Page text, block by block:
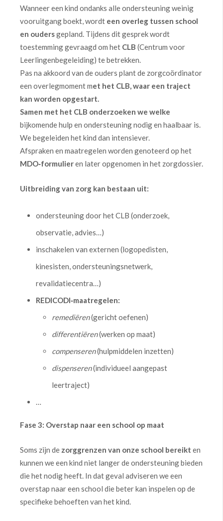
Wanneer een kind ondanks alle ondersteuning weinig
vooruitgang boekt, wordt een overleg tussen school
en oudersgepland. Tijdens dit gesprek wordt
toestemming gevraagd om het CLB (Centrum voor
Leerlingenbegeleiding) te betrekken.
Pas na akkoord van de ouders plant de zorgcoördinator
een overlegmoment met het CLB, waar een traject
kan worden opgestart.
Samen met het CLB onderzoeken we welke
bijkomende hulp en ondersteuning nodig en haalbaar is.
We begeleiden het kind dan intensiever.
Afspraken en maatregelen worden genoteerd op het
MDO‑formulieren later opgenomen in het zorgdossier.
Uitbreiding van zorg kan bestaan uit:
ondersteuning door het CLB (onderzoek,
observatie, advies…)
inschakelen van externen (logopedisten,
kinesisten, ondersteuningsnetwerk,
revalidatiecentra…)
REDICODI‑maatregelen:
remediëren(gericht oefenen)
differentiëren(werken op maat)
compenseren(hulpmiddelen inzetten)
dispenseren(individueel aangepast
leertraject)
…
Fase 3: Overstap naar een school op maat
Soms zijn de zorggrenzen van onze school bereikt en
kunnen we een kind niet langer de ondersteuning bieden
die het nodig heeft. In dat geval adviseren we een
overstap naar een school die beter kan inspelen op de
specifieke behoeften van het kind.